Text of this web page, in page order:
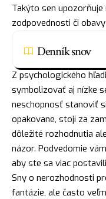
Takýto sen
zodpovednosti či
Denník snov
Z psychologického
symbolizovať aj nízke
neschopnosť stanoviť
opakovane, stojí za
dôležité rozhodnutia
názor. Podvedomie
aby ste sa viac
Sny o nerozhodnosti
fantázie, ale často